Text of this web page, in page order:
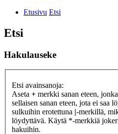
Etusivu Etsi
Etsi
Hakulauseke
Etsi avainsanoja:
Aseta + merkki sanan eteen,
sellaisen sanan eteen, jota ei saa
sulkuihin erotettuna |-merkillä,
löydyttävä. Käytä *-merkkiä
hakuihin.